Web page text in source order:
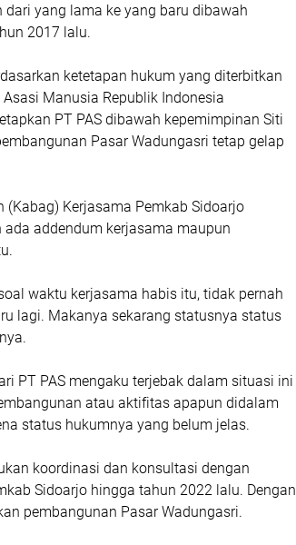
yang lama ke yang baru dibawah
2017 lalu.
ketetapan hukum yang diterbitkan
Manusia Republik Indonesia
PT PAS dibawah kepemimpinan Siti
Pasar Wadungasri tetap gelap
Kerjasama Pemkab Sidoarjo
addendum kerjasama maupun
waktu kerjasama habis itu, tidak pernah
lagi. Makanya sekarang statusnya status
PT PAS mengaku terjebak dalam situasi ini
atau aktifitas apapun didalam
status hukumnya yang belum jelas.
koordinasi dan konsultasi dengan
Sidoarjo hingga tahun 2022 lalu. Dengan
pembangunan Pasar Wadungasri.